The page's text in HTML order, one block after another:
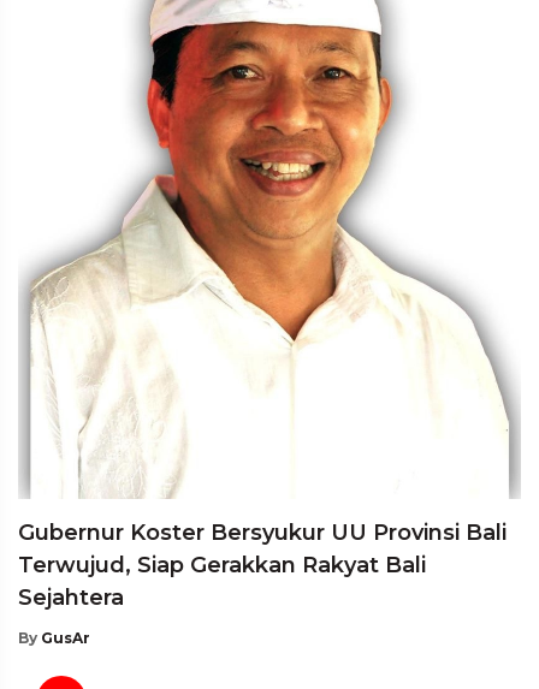
Gubernur Koster Bersyukur UU Provinsi Bali
Terwujud, Siap Gerakkan Rakyat Bali
Sejahtera
By GusAr